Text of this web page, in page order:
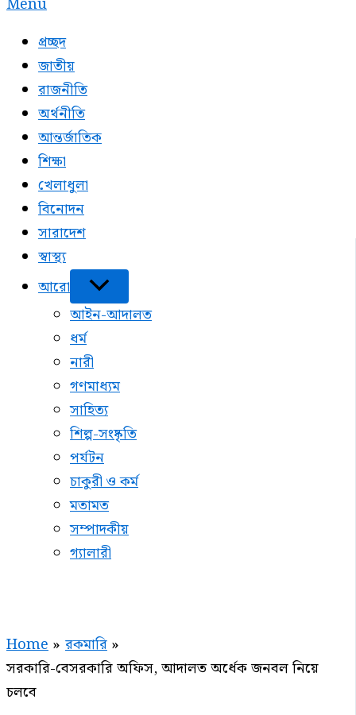
প্রচ্ছদ
জাতীয়
রাজনীতি
অর্থনীতি
আন্তর্জাতিক
শিক্ষা
খেলাধুলা
বিনোদন
সারাদেশ
স্বাস্থ্য
আরো
আইন-আদালত
ধর্ম
নারী
গণমাধ্যম
সাহিত্য
শিল্প-সংষ্কৃতি
পর্যটন
চাকুরী ও কর্ম
মতামত
সম্পাদকীয়
গ্যালারী
Home
রকমারি
সরকারি-বেসরকারি অফিস, আদালত অর্ধেক জনবল নিয়ে
চলবে